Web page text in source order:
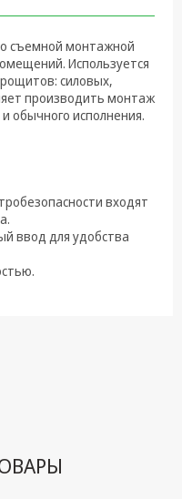
съемной монтажной
Используется
силовых,
производить монтаж
обычного исполнения.
входят
ввод для удобства